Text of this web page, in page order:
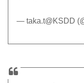
— taka.t@KSDD